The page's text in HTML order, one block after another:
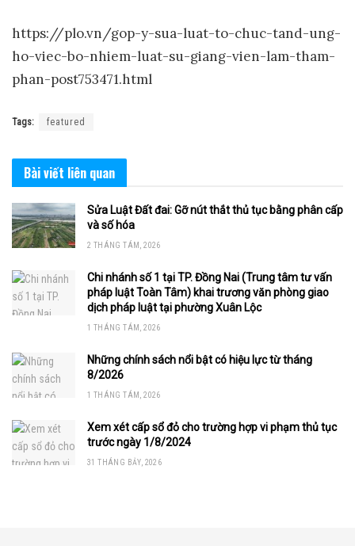
https://plo.vn/gop-y-sua-luat-to-chuc-tand-ung-
ho-viec-bo-nhiem-luat-su-giang-vien-lam-tham-
phan-post753471.html
Tags: featured
Bài viết liên quan
Sửa Luật Đất đai: Gỡ nút thắt thủ tục bằng phân cấp
và số hóa
2 THÁNG TÁM, 2026
Chi nhánh số 1 tại TP. Đồng Nai (Trung tâm tư vấn
pháp luật Toàn Tâm) khai trương văn phòng giao
dịch pháp luật tại phường Xuân Lộc
1 THÁNG TÁM, 2026
Những chính sách nổi bật có hiệu lực từ tháng
8/2026
1 THÁNG TÁM, 2026
Xem xét cấp sổ đỏ cho trường hợp vi phạm thủ tục
trước ngày 1/8/2024
31 THÁNG BẢY, 2026